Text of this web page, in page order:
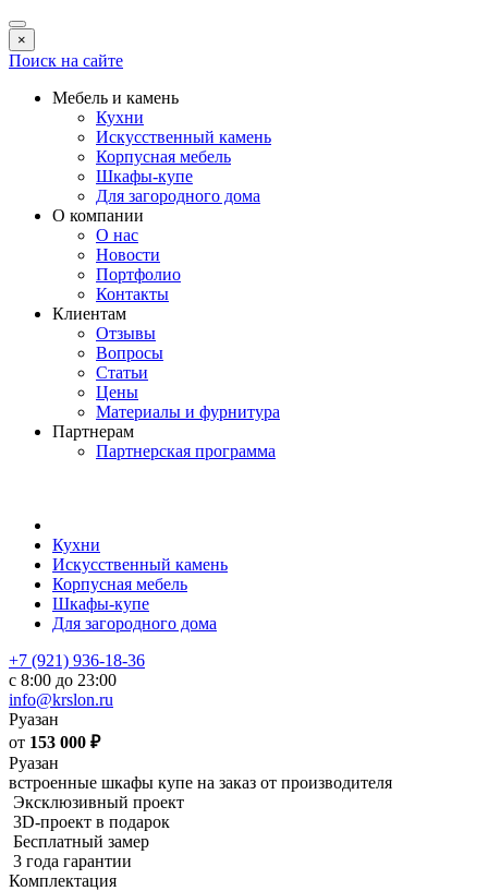
×
Поиск на сайте
Мебель и камень
Кухни
Искусственный камень
Корпусная мебель
Шкафы-купе
Для загородного дома
О компании
О нас
Новости
Портфолио
Контакты
Клиентам
Отзывы
Вопросы
Статьи
Цены
Материалы и фурнитура
Партнерам
Партнерская программа
Кухни
Искусственный камень
Корпусная мебель
Шкафы-купе
Для загородного дома
+7 (921) 936-18-36
с 8:00 до 23:00
info@krslon.ru
Руазан
от 153 000 ₽
Руазан
встроенные шкафы купе на заказ от производителя
Эксклюзивный проект
3D-проект в подарок
Бесплатный замер
3 года гарантии
Комплектация